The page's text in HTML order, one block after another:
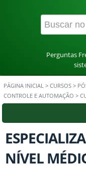
Perguntas
PÁGINA INICIAL > CURSOS >
CONTROLE E AUTOMAÇÃO >
NÍVEL